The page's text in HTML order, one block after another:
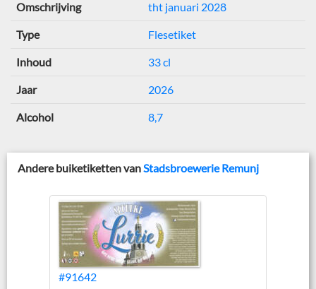
Omschrijving tht januari 2028
Type Flesetiket
Inhoud 33 cl
Jaar 2026
Alcohol 8,7
Andere buiketiketten vanStadsbroewerie Remunj
#91642